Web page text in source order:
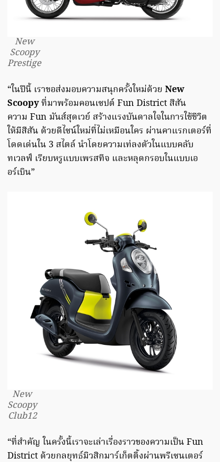
New
Scoopy
Prestige
“ในปีนี้ เราขอส่งมอบความสนุกครั้งใหม่ด้วย New
Scoopyที่มาพร้อมคอนเซปต์ Fun District สีสัน
ความ Fun มันส์สุดเวย์ สร้างแรงบันดาลใจในการใช้ชีวิต
ให้มีสีสัน ด้วยดีไซน์ใหม่ที่ไม่เหมือนใคร ผ่านคาแรกเตอร์ที่
โดดเด่นใน 3 สไตล์ นำโดยความเท่ลงตัวในแบบคลับ
ทเวลฟ์ เรียบหรูแบบเพรสทีจ และหลุดกรอบในแบบเอ
อร์เบิน”
New
Scoopy
Club12
“ที่สำคัญ ในครั้งนี้เราจะเล่าเรื่องราวของความเป็น Fun
District ด้วยกลยุทธ์มิวสิกมาร์เก็ตติ้งผ่านพรีเซนเตอร์